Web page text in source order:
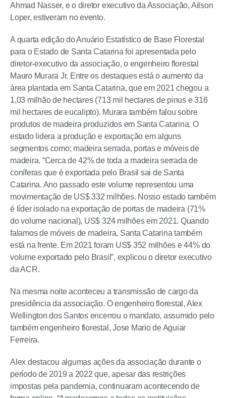
Ahmad Nasser, e o diretor executivo da Associação, Ailson
Loper, estiveram no evento.
A quarta edição do Anuário Estatístico de Base Florestal
para o Estado de Santa Catarina foi apresentada pelo
diretor-executivo da associação, o engenheiro florestal
Mauro Murara Jr. Entre os destaques está o aumento da
área plantada em Santa Catarina, que em 2021 chegou a
1,03 milhão de hectares (713 mil hectares de pinus e 316
mil hectares de eucalipto). Murara também falou sobre
produtos de madeira produzidos em Santa Catarina. O
estado lidera a produção e exportação em alguns
segmentos como; madeira serrada, portas e móveis de
madeira. “Cerca de 42% de toda a madeira serrada de
coníferas que é exportada pelo Brasil sai de Santa
Catarina. Ano passado este volume representou uma
movimentação de US$ 332 milhões. Nosso estado também
é líder isolado na exportação de portas de madeira (71%
do volume nacional), US$ 324 milhões em 2021. Quando
falamos de móveis de madeira, Santa Catarina também
está na frente. Em 2021 foram US$ 352 milhões e 44% do
volume exportado pelo Brasil”, explicou o diretor executivo
da ACR.
Na mesma noite aconteceu a transmissão de cargo da
presidência da associação. O engenheiro florestal, Alex
Wellington dos Santos encerrou o mandato, assumido pelo
também engenheiro florestal, Jose Mario de Aguiar
Ferreira.
Alex destacou algumas ações da associação durante o
período de 2019 a 2022 que, apesar das restrições
impostas pela pandemia, continuaram acontecendo de